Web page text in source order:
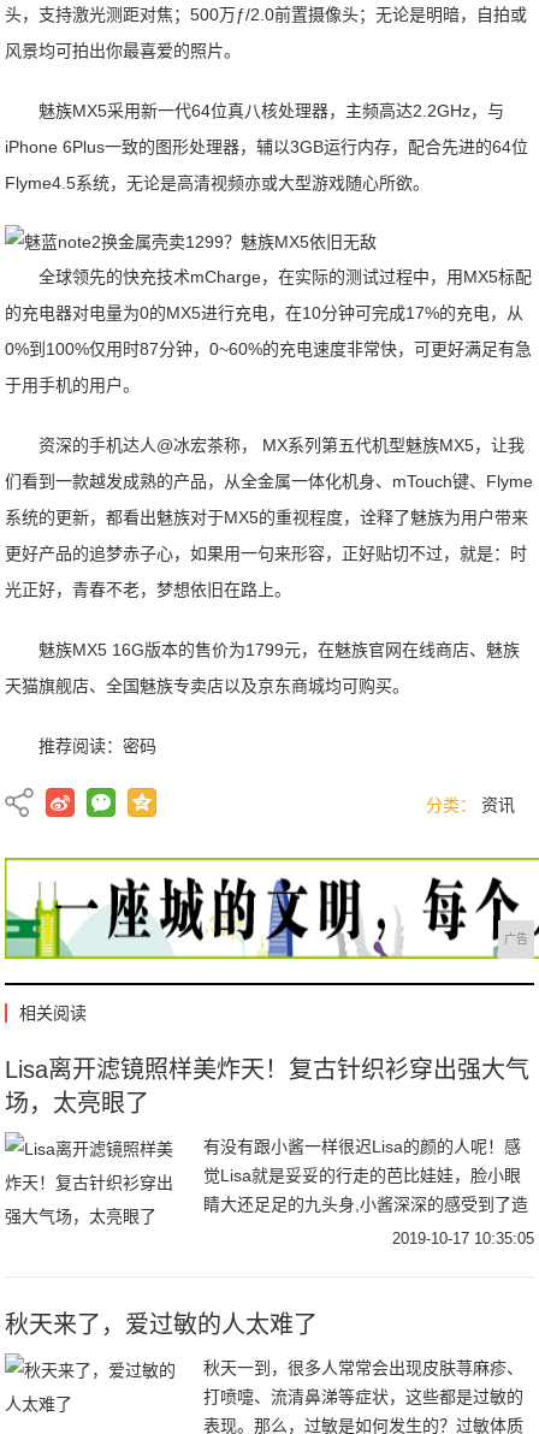
头，支持激光测距对焦；500万ƒ/2.0前置摄像头；无论是明暗，自拍或
风景均可拍出你最喜爱的照片。
魅族MX5采用新一代64位真八核处理器，主频高达2.2GHz，与
iPhone 6Plus一致的图形处理器，辅以3GB运行内存，配合先进的64位
Flyme4.5系统，无论是高清视频亦或大型游戏随心所欲。
全球领先的快充技术mCharge，在实际的测试过程中，用MX5标配
的充电器对电量为0的MX5进行充电，在10分钟可完成17%的充电，从
0%到100%仅用时87分钟，0~60%的充电速度非常快，可更好满足有急
于用手机的用户。
资深的手机达人@冰宏茶称， MX系列第五代机型魅族MX5，让我
们看到一款越发成熟的产品，从全金属一体化机身、mTouch键、Flyme
系统的更新，都看出魅族对于MX5的重视程度，诠释了魅族为用户带来
更好产品的追梦赤子心，如果用一句来形容，正好贴切不过，就是：时
光正好，青春不老，梦想依旧在路上。
魅族MX5 16G版本的售价为1799元，在魅族官网在线商店、魅族
天猫旗舰店、全国魅族专卖店以及京东商城均可购买。
推荐阅读：密码
分类： 资讯
广告
相关阅读
Lisa离开滤镜照样美炸天！复古针织衫穿出强大气
场，太亮眼了
有没有跟小酱一样很迟Lisa的颜的人呢！感
觉Lisa就是妥妥的行走的芭比娃娃，脸小眼
睛大还足足的九头身,小酱深深的感受到了造
物主的不公平~Lisa在舞台上超级亮眼，最近
2019-10-17 10:35:05
秋天来了，爱过敏的人太难了
秋天一到，很多人常常会出现皮肤荨麻疹、
打喷嚏、流清鼻涕等症状，这些都是过敏的
表现。那么，过敏是如何发生的？过敏体质